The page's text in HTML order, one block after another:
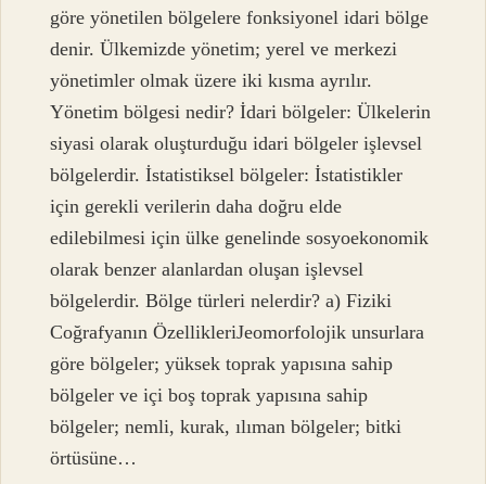
göre yönetilen bölgelere fonksiyonel idari bölge
denir. Ülkemizde yönetim; yerel ve merkezi
yönetimler olmak üzere iki kısma ayrılır.
Yönetim bölgesi nedir? İdari bölgeler: Ülkelerin
siyasi olarak oluşturduğu idari bölgeler işlevsel
bölgelerdir. İstatistiksel bölgeler: İstatistikler
için gerekli verilerin daha doğru elde
edilebilmesi için ülke genelinde sosyoekonomik
olarak benzer alanlardan oluşan işlevsel
bölgelerdir. Bölge türleri nelerdir? a) Fiziki
Coğrafyanın ÖzellikleriJeomorfolojik unsurlara
göre bölgeler; yüksek toprak yapısına sahip
bölgeler ve içi boş toprak yapısına sahip
bölgeler; nemli, kurak, ılıman bölgeler; bitki
örtüsüne…